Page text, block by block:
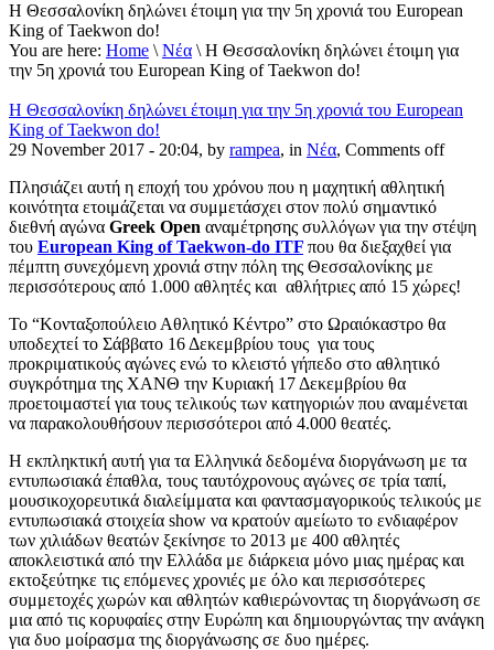
Η Θεσσαλονίκη δηλώνει έτοιμη για την 5η χρονιά του European
King of Taekwon do!
You are here: Home \ Νέα \ Η Θεσσαλονίκη δηλώνει έτοιμη για
την 5η χρονιά του European King of Taekwon do!
Η Θεσσαλονίκη δηλώνει έτοιμη για την 5η χρονιά του European
King of Taekwon do!
29 November 2017 - 20:04, by rampea, in Νέα, Comments off
Πλησιάζει αυτή η εποχή του χρόνου που η μαχητική αθλητική
κοινότητα ετοιμάζεται να συμμετάσχει στον πολύ σημαντικό
διεθνή αγώνα Greek Open αναμέτρησης συλλόγων για την στέψη
του European King of Taekwon-do ITF που θα διεξαχθεί για
πέμπτη συνεχόμενη χρονιά στην πόλη της Θεσσαλονίκης με
περισσότερους από 1.000 αθλητές και αθλήτριες από 15 χώρες!
Το “Κονταξοπούλειο Αθλητικό Κέντρο” στο Ωραιόκαστρο θα
υποδεχτεί το Σάββατο 16 Δεκεμβρίου τους για τους
προκριματικούς αγώνες ενώ το κλειστό γήπεδο στο αθλητικό
συγκρότημα της ΧΑΝΘ την Κυριακή 17 Δεκεμβρίου θα
προετοιμαστεί για τους τελικούς των κατηγοριών που αναμένεται
να παρακολουθήσουν περισσότεροι από 4.000 θεατές.
Η εκπληκτική αυτή για τα Ελληνικά δεδομένα διοργάνωση με τα
εντυπωσιακά έπαθλα, τους ταυτόχρονους αγώνες σε τρία ταπί,
μουσικοχορευτικά διαλείμματα και φαντασμαγορικούς τελικούς με
εντυπωσιακά στοιχεία show να κρατούν αμείωτο το ενδιαφέρον
των χιλιάδων θεατών ξεκίνησε το 2013 με 400 αθλητές
αποκλειστικά από την Ελλάδα με διάρκεια μόνο μιας ημέρας και
εκτοξεύτηκε τις επόμενες χρονιές με όλο και περισσότερες
συμμετοχές χωρών και αθλητών καθιερώνοντας τη διοργάνωση σε
μια από τις κορυφαίες στην Ευρώπη και δημιουργώντας την ανάγκη
για δυο μοίρασμα της διοργάνωσης σε δυο ημέρες.